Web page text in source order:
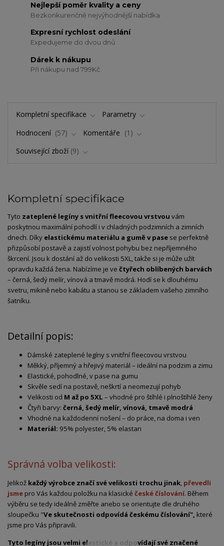
Nejlepší poměr kvality a ceny
Bezkonkurenčně nejvýhodnější nabídka
Expresní rychlost odeslání
Expedujeme do dvou dnů
Dárek k nákupu
Při nákupu nad 799Kč
Kompletní specifikace
Parametry
Hodnocení
57 Komentáře
1
Související zboží 9
Kompletní specifikace
Tyto zateplené legíny s vnitřní fleecovou vrstvou vám
poskytnou maximální pohodlí i v chladných podzimních a zimních
dnech. Díky elastickému materiálu a gumě v pase se perfektně
přizpůsobí postavě a zajistí volnost pohybu bez nepříjemného
škrcení. Jsou k dostání až do velikosti 5XL, takže si je může užít
opravdu každá žena. Nabízíme je ve čtyřech oblíbených barvách
– černá, šedý melír, vínová a tmavě modrá. Hodí se k dlouhému
svetru, mikině nebo kabátu a stanou se základem vašeho zimního
šatníku.
Detailní popis:
Dámské zateplené legíny s vnitřní fleecovou vrstvou
Měkký, příjemný a hřejivý materiál – ideální na podzim a zimu
Elastické, pohodlné, v pase na gumu
Skvěle sedí na postavě, neškrtí a neomezují pohyb
Velikosti od M až po 5XL – vhodné pro štíhlé i plnoštíhlé ženy
Čtyři barvy: černá, šedý melír, vínová, tmavě modrá
Vhodné na každodenní nošení – do práce, na doma i ven
Materiál: 95% polyester, 5% elastan
Správná volba velikosti:
Jelikož každý výrobce značí své velikosti trochu jinak, převedli
jsme pro Vás každou položku na klasické české číslování. Během
výběru se tedy ideálně změřte anebo se orientujte dle druhého
sloupečku "Ve skutečnosti odpovídá českému číslování", které
jsme pro Vás připravili.
Tyto legíny jsou velmi elastické a odpovídají své značené